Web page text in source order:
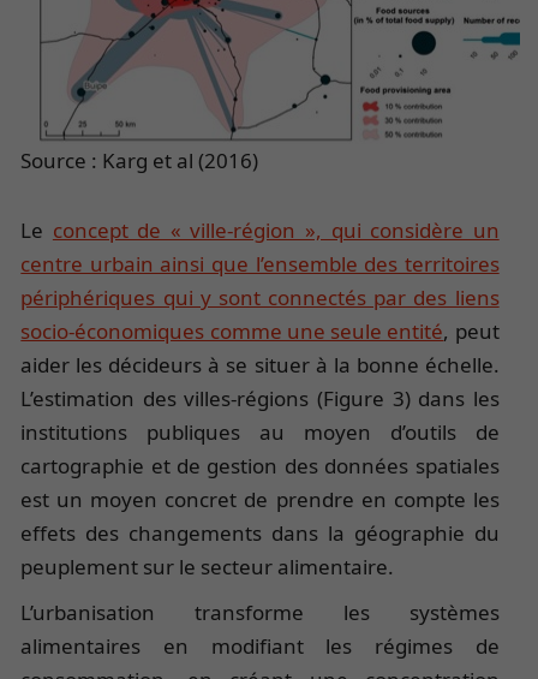
Source : Karg et al (2016)
Le concept de « ville-région », qui considère un
centre urbain ainsi que l’ensemble des territoires
périphériques qui y sont connectés par des liens
socio-économiques comme une seule entité, peut
aider les décideurs à se situer à la bonne échelle.
L’estimation des villes-régions (Figure 3) dans les
institutions publiques au moyen d’outils de
cartographie et de gestion des données spatiales
est un moyen concret de prendre en compte les
effets des changements dans la géographie du
peuplement sur le secteur alimentaire.
L’urbanisation transforme les systèmes
alimentaires en modifiant les régimes de